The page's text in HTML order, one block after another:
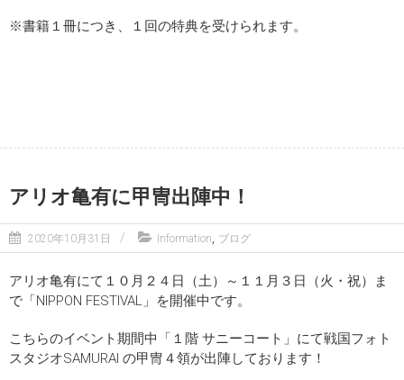
※書籍１冊につき、１回の特典を受けられます。
アリオ亀有に甲冑出陣中！
2020年10月31日 Information, ブログ
アリオ亀有にて１０月２４日（土）～１１月３日（火・祝）ま
で「NIPPON FESTIVAL」を開催中です。
こちらのイベント期間中「１階 サニーコート」にて戦国フォト
スタジオSAMURAI の甲冑４領が出陣しております！